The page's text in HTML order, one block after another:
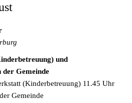
und
Gemeinde
(Kinderbetreuung) 11.45 Uhr
Gemeinde